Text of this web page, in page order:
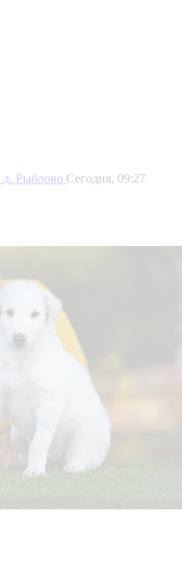
д. Рыблово Сегодня, 09:27